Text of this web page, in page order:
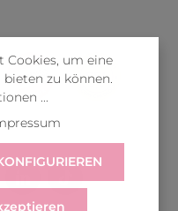
Cookies, um eine
zu können.
...